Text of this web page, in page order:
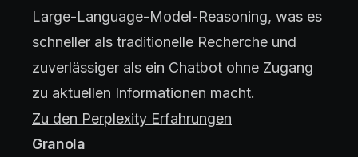
Large-Language-Model-Reasoning, was es
schneller als traditionelle Recherche und
zuverlässiger als ein Chatbot ohne Zugang
zu aktuellen Informationen macht.
Zu den Perplexity Erfahrungen
Granola